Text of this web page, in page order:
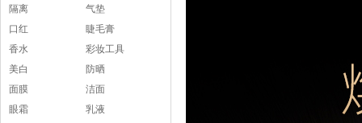
隔离
气垫
口红
睫毛膏
香水
彩妆工具
美白
防晒
面膜
洁面
眼霜
乳液